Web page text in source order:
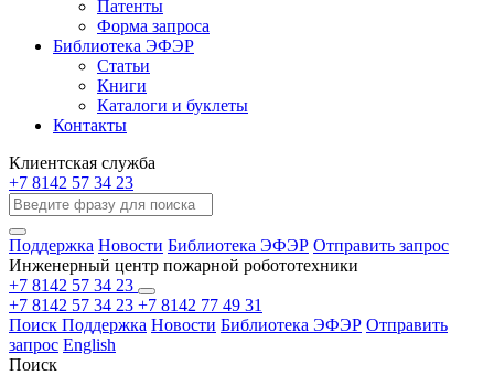
Патенты
Форма запроса
Библиотека ЭФЭР
Статьи
Книги
Каталоги и буклеты
Контакты
Клиентская служба
+7 8142 57 34 23
Поддержка Новости Библиотека ЭФЭР Отправить запрос
Инженерный центр пожарной робототехники
+7 8142 57 34 23
+7 8142 57 34 23 +7 8142 77 49 31
Поиск Поддержка Новости Библиотека ЭФЭР Отправить
запрос English
Поиск